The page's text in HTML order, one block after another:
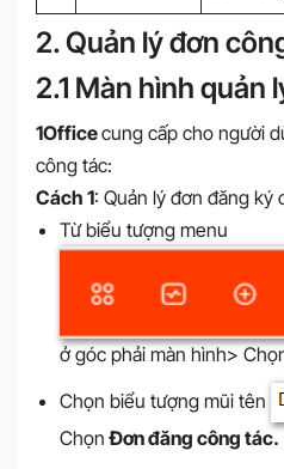
2. Quản lý đơn
2.1 Màn hình quản
1Officecung cấp cho người
công tác:
Cách 1: Quản lý đơn đăng ký
Từ biểu tượng menu
ở góc phải màn hình>
Chọn biểu tượng mũi tên
ChọnĐơn đăng công tác.